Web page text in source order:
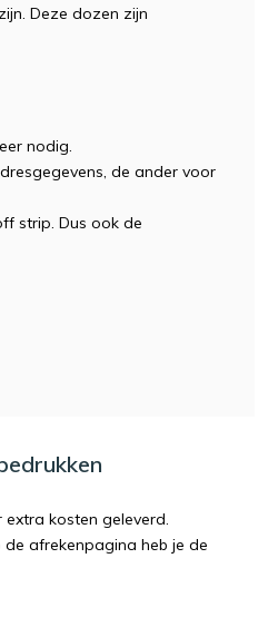
Deze dozen zijn
nodig.
de ander voor
strip. Dus ook de
kosten geleverd.
afrekenpagina heb je de